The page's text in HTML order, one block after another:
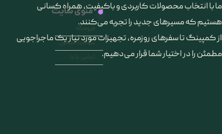
ما با انتخاب محصولات کاربردی و باکیفیت، همراه کسانی
هستیم که مسیرهای جدید را تجربه می‌کنند.
از کمپینگ تا سفرهای روزمره، تجهیزات مورد نیاز یک ماجراجویی
مطمئن را در اختیار شما قرار می‌دهیم.
منوی سایت
فروشگاه
سوالات متداول
تماس با ما